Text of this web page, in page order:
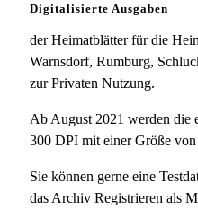
Digitalisierte Ausgaben
der Heimatblätter für die
Warnsdorf, Rumburg,
zur Privaten Nutzung.
Ab August 2021 werden die
300 DPI mit einer Größe
Sie können gerne eine
das Archiv Registrieren als